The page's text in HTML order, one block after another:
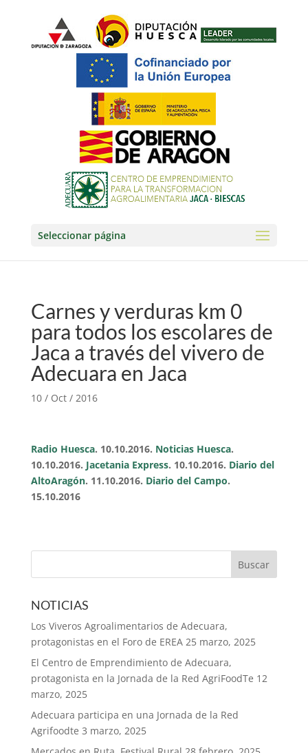
Seleccionar página
Carnes y verduras km 0
para todos los escolares de
Jaca a través del vivero de
Adecuara en Jaca
10 / Oct / 2016
Radio Huesca. 10.10.2016. Noticias Huesca.
10.10.2016. Jacetania Express. 10.10.2016. Diario del
AltoAragón. 11.10.2016. Diario del Campo.
15.10.2016
NOTICIAS
Los Viveros Agroalimentarios de Adecuara,
protagonistas en el Foro de EREA 25 marzo, 2025
El Centro de Emprendimiento de Adecuara,
protagonista en la Jornada de la Red AgriFoodTe 12
marzo, 2025
Adecuara participa en una Jornada de la Red
Agrifoodte 3 marzo, 2025